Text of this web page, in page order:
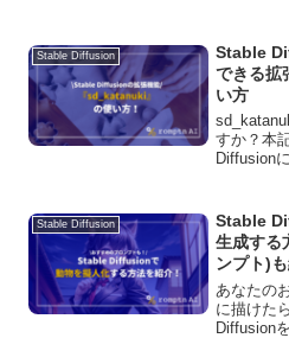
紹介して
Stable Diffusion
Stable
できる
い方
すか？本
Diffusion
Stable Diffusion
Stable
生成する
ンプト)
あなたの
に描けた
Diffusion